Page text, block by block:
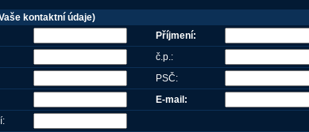
kontaktní údaje)
Příjmení:
č.p.:
PSČ:
E-mail: